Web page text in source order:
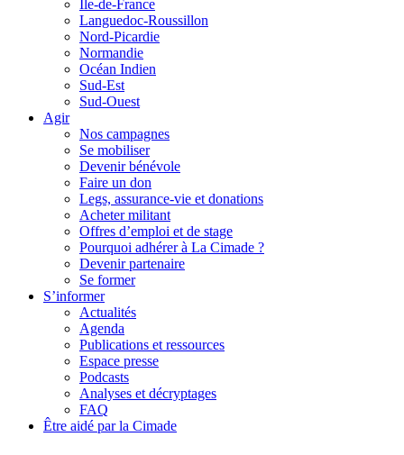
Ile-de-France
Languedoc-Roussillon
Nord-Picardie
Normandie
Océan Indien
Sud-Est
Sud-Ouest
Agir
Nos campagnes
Se mobiliser
Devenir bénévole
Faire un don
Legs, assurance-vie et donations
Acheter militant
Offres d’emploi et de stage
Pourquoi adhérer à La Cimade ?
Devenir partenaire
Se former
S’informer
Actualités
Agenda
Publications et ressources
Espace presse
Podcasts
Analyses et décryptages
FAQ
Être aidé par la Cimade